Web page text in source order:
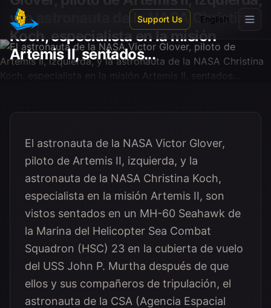
Skip to main content
Support Us English
y la astronauta de la NASA Christina
Koch, especialista en la misión
Artemis II, sentados...
El astronauta de la NASA Victor Glover,
piloto de Artemis II, izquierda, y la
astronauta de la NASA Christina Koch,
especialista en la misión Artemis II, son
vistos sentados en un MH-60 Seahawk de
la Marina del Helicopter Sea Combat
Squadron (HSC) 23 en la cubierta de vuelo
del USS John P. Murtha después de que
ellos y sus compañeros de tripulación, el
astronauta de la CSA (Agencia Espacial